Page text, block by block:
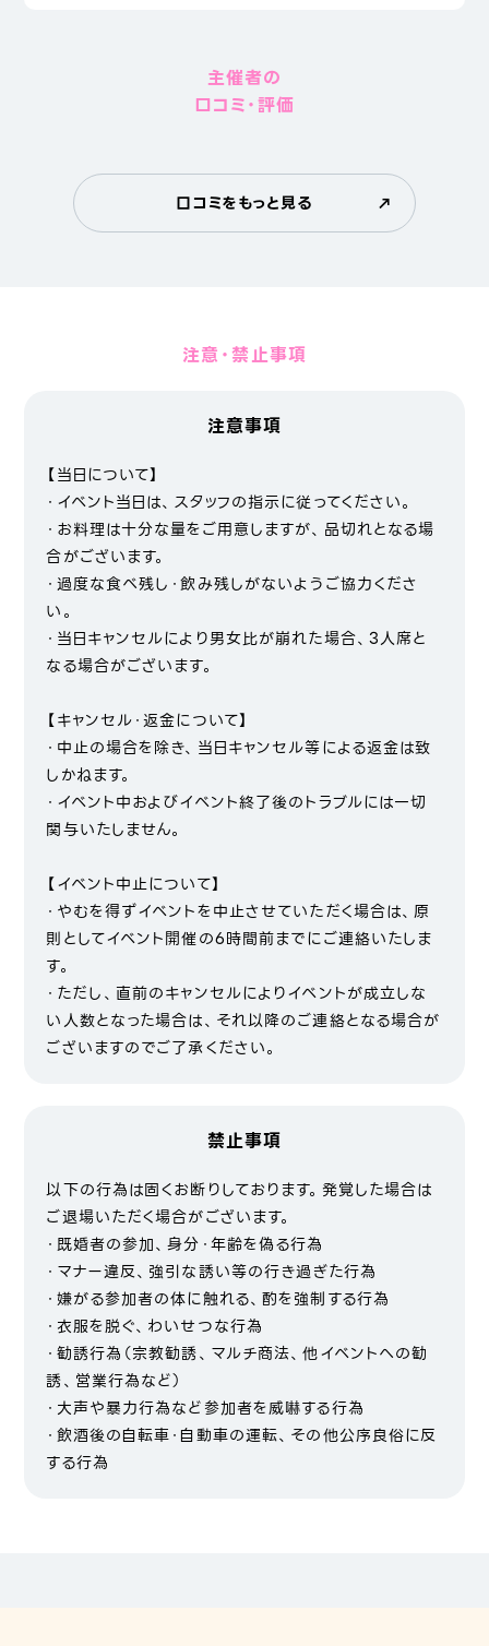
主催者の
口コミ・評価
口コミをもっと見る
注意・禁止事項
注意事項
【当日について】
・イベント当日は、スタッフの指示に従ってください。
・お料理は十分な量をご用意しますが、品切れとなる場
合がございます。
・過度な食べ残し・飲み残しがないようご協力くださ
い。
・当日キャンセルにより男女比が崩れた場合、3人席と
なる場合がございます。
【キャンセル・返金について】
・中止の場合を除き、当日キャンセル等による返金は致
しかねます。
・イベント中およびイベント終了後のトラブルには一切
関与いたしません。
【イベント中止について】
・やむを得ずイベントを中止させていただく場合は、原
則としてイベント開催の6時間前までにご連絡いたしま
す。
・ただし、直前のキャンセルによりイベントが成立しな
い人数となった場合は、それ以降のご連絡となる場合が
ございますのでご了承ください。
禁止事項
以下の行為は固くお断りしております。発覚した場合は
ご退場いただく場合がございます。
・既婚者の参加、身分・年齢を偽る行為
・マナー違反、強引な誘い等の行き過ぎた行為
・嫌がる参加者の体に触れる、酌を強制する行為
・衣服を脱ぐ、わいせつな行為
・勧誘行為（宗教勧誘、マルチ商法、他イベントへの勧
誘、営業行為など）
・大声や暴力行為など参加者を威嚇する行為
・飲酒後の自転車・自動車の運転、その他公序良俗に反
する行為